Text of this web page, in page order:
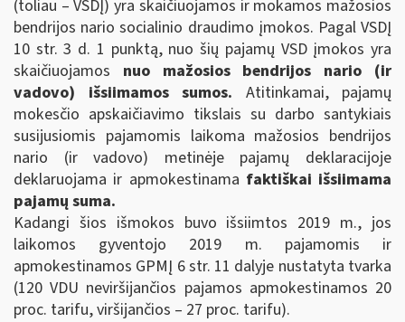
(toliau – VSDĮ) yra skaičiuojamos ir mokamos mažosios
bendrijos nario socialinio draudimo įmokos. Pagal VSDĮ
10 str. 3 d. 1 punktą, nuo šių pajamų VSD įmokos yra
skaičiuojamos nuo mažosios bendrijos nario (ir
vadovo) išsiimamos sumos. Atitinkamai, pajamų
mokesčio apskaičiavimo tikslais su darbo santykiais
susijusiomis pajamomis laikoma mažosios bendrijos
nario (ir vadovo) metinėje pajamų deklaracijoje
deklaruojama ir apmokestinama faktiškai išsiimama
pajamų suma.
Kadangi šios išmokos buvo išsiimtos 2019 m., jos
laikomos gyventojo 2019 m. pajamomis ir
apmokestinamos GPMĮ 6 str. 11 dalyje nustatyta tvarka
(120 VDU neviršijančios pajamos apmokestinamos 20
proc. tarifu, viršijančios – 27 proc. tarifu).